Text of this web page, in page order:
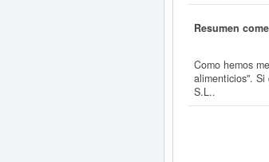
Resumen
Como hemos
alimenticios". Si
S.L..